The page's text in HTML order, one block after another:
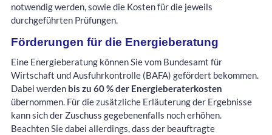
notwendig werden, sowie die Kosten für die jeweils
durchgeführten Prüfungen.
Förderungen für die Energieberatung
Eine Energieberatung können Sie vom Bundesamt für
Wirtschaft und Ausfuhrkontrolle (BAFA) gefördert bekommen.
Dabei werden bis zu 60 % der Energieberaterkosten
übernommen. Für die zusätzliche Erläuterung der Ergebnisse
kann sich der Zuschuss gegebenenfalls noch erhöhen.
Beachten Sie dabei allerdings, dass der beauftragte